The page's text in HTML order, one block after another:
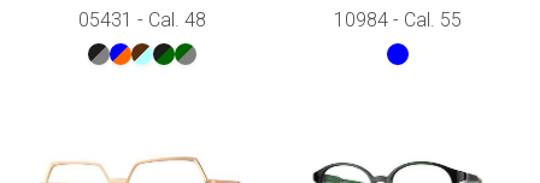
05431 - Cal. 48 10984 - Cal. 55